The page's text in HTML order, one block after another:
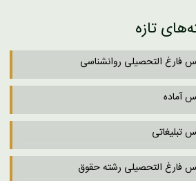
تازه
فارغ التحصیلی روانشناسی
آماده
تبلیغاتی
فارغ التحصیلی رشته حقوق